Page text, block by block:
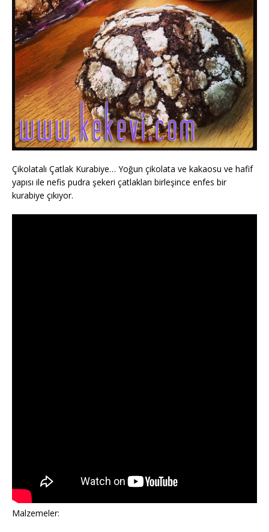
Çikolatalı Çatlak Kurabiye… Yoğun çikolata ve kakaosu ve hafif
yapısı ile nefis pudra şekeri çatlakları birleşince enfes bir
kurabiye çıkıyor.
Malzemeler: